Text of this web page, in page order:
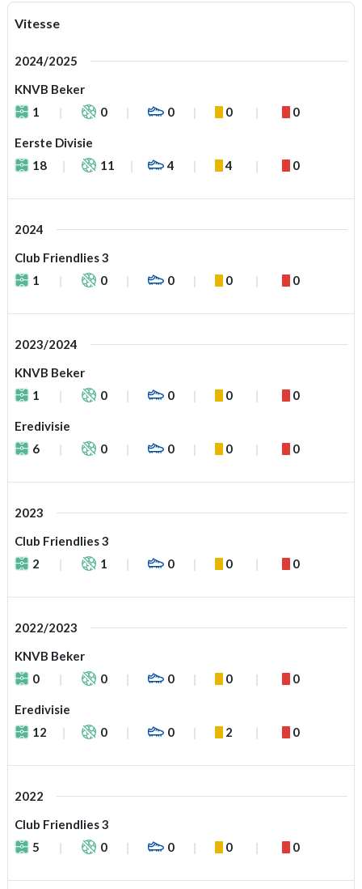
Vitesse
2024/2025
KNVB Beker
1
0 0 0 0
Eerste Divisie
18
11 4 4 0
2024
Club Friendlies 3
1
0 0 0 0
2023/2024
KNVB Beker
1
0 0 0 0
Eredivisie
6
0 0 0 0
2023
Club Friendlies 3
2
1 0 0 0
2022/2023
KNVB Beker
0
0 0 0 0
Eredivisie
12
0 0 2 0
2022
Club Friendlies 3
5
0 0 0 0